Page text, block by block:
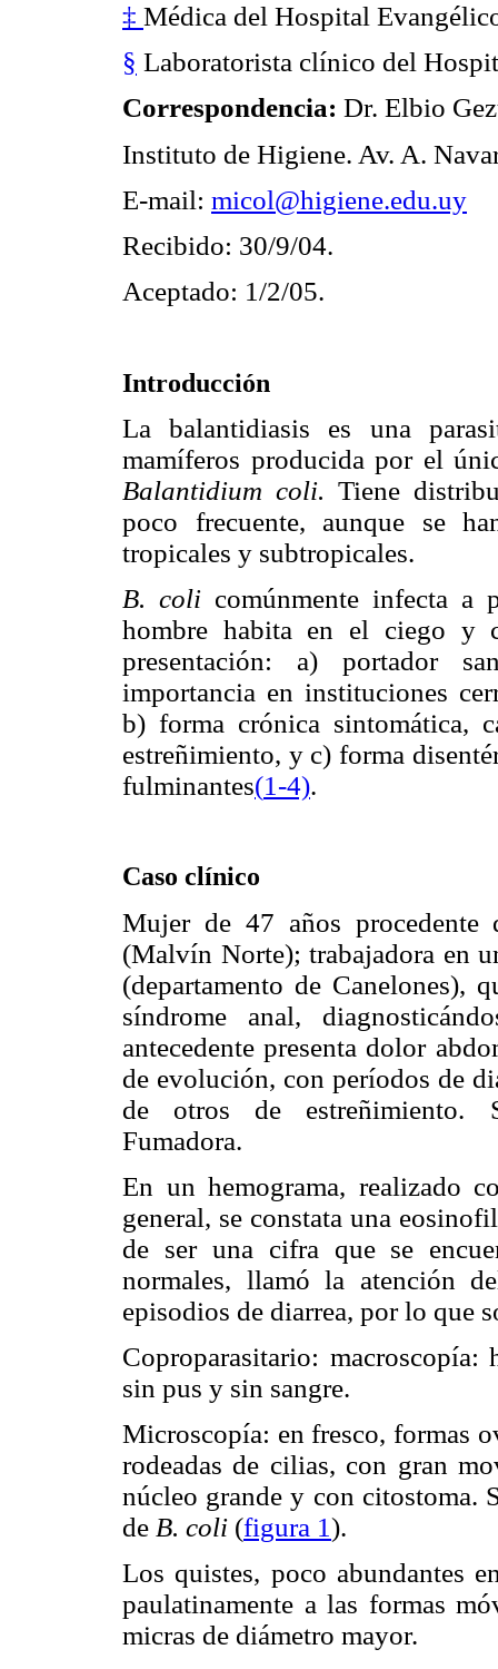
‡ Médica del Hospital
§ Laboratorista clínico del
Correspondencia: Dr. Elbio
Instituto de Higiene. Av. A.
E-mail: micol@higiene.edu.uy
Recibido: 30/9/04.
Aceptado: 1/2/05.
Introducción
La balantidiasis es una
mamíferos producida por el
Balantidium coli. Tiene
poco frecuente, aunque se
tropicales y subtropicales.
B. coli comúnmente infecta a
hombre habita en el ciego y
presentación: a) portador
importancia en instituciones
b) forma crónica sintomática,
estreñimiento, y c) forma
fulminantes(1-4).
Caso clínico
Mujer de 47 años
(Malvín Norte); trabajadora en
(departamento de Canelones),
síndrome anal,
antecedente presenta dolor
de evolución, con períodos de
de otros de estreñimiento.
Fumadora.
En un hemograma, realizado
general, se constata una
de ser una cifra que se
normales, llamó la atención
episodios de diarrea, por lo que
Coproparasitario: macroscopía:
sin pus y sin sangre.
Microscopía: en fresco, formas
rodeadas de cilias, con gran
núcleo grande y con citostoma.
de B. coli (figura 1).
Los quistes, poco abundantes
paulatinamente a las formas
micras de diámetro mayor.